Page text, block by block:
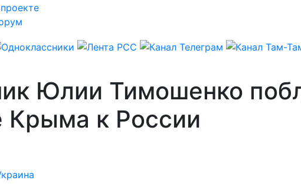
Юлии Тимошенко
Крыма к России